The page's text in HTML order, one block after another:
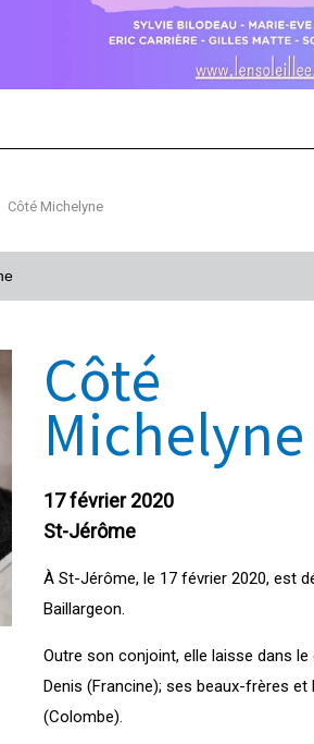
Côté Michelyne
Côté
Michelyne
17 février 2020
St-Jérôme
À St-Jérôme, le 17 février 2020, est
Baillargeon.
Outre son conjoint, elle laisse dans
Denis (Francine); ses beaux-frères
(Colombe).